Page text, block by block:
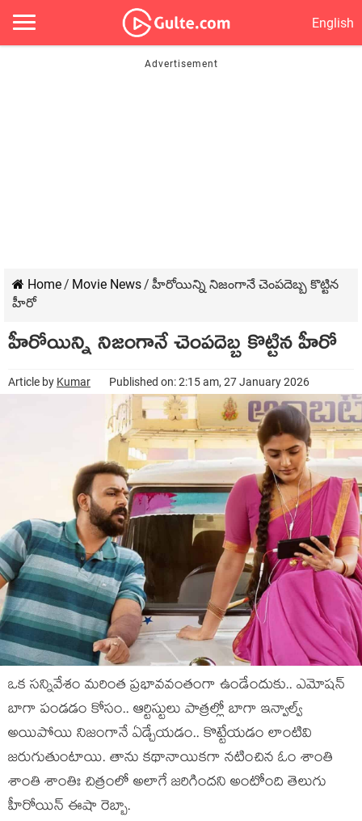
English
Home/ Movie News/ హీరోయిన్ని నిజంగానే చెంప‌దెబ్బ కొట్టిన
హీరో
హీరోయిన్ని నిజంగానే చెంప‌దెబ్బ కొట్టిన హీరో
Article by Kumar Published on: 2:15 am, 27 January 2026
ఒక స‌న్నివేశం మ‌రింత‌ ప్ర‌భావ‌వంతంగా ఉండేందుకు.. ఎమోష‌న్
బాగా పండ‌డం కోసం.. ఆర్టిస్టులు పాత్ర‌ల్లో బాగా ఇన్వాల్వ్
అయిపోయి నిజంగానే ఏడ్చేయ‌డం.. కొట్టేయ‌డం లాంటివి
జ‌రుగుతుంటాయి. తాను క‌థానాయిక‌గా న‌టించిన ఓం శాంతి
శాంతి శాంతిః చిత్రంలో అలాగే జ‌రిగింద‌ని అంటోంది తెలుగు
హీరోయిన్ ఈషా రెబ్బా.